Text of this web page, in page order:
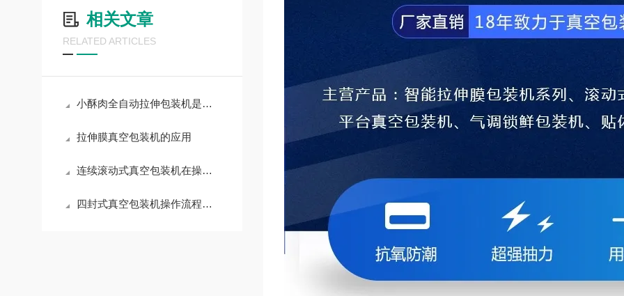
相关文章
RELATED ARTICLES
小酥肉全自动拉伸包装机是怎么包装食材的
拉伸膜真空包装机的应用
连续滚动式真空包装机在操作前的准备工作是什么？
四封式真空包装机操作流程讲解